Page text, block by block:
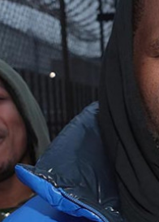
worden duurder,
verdwijnen
ago